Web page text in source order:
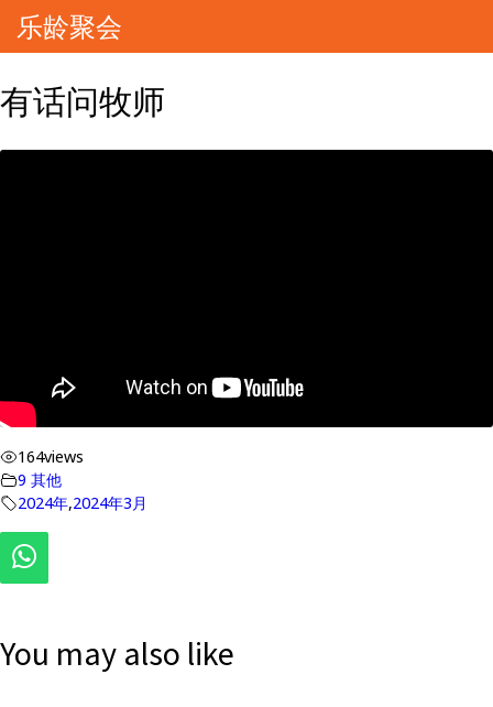
乐龄聚会
有话问牧师
164views
9 其他
2024年,2024年3月
You may also like